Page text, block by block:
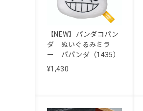
【NEW】パンダコパン
ダ ぬいぐるみミラ
ー パパンダ（1435）
¥1,430